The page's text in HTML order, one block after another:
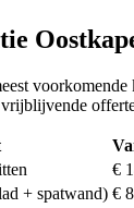
€
+ spatwand) €